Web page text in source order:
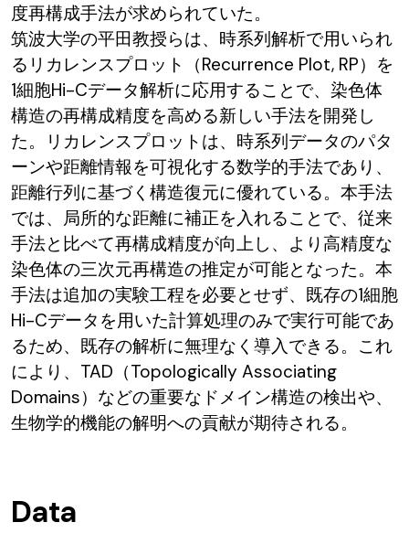
度再構成手法が求められていた。
筑波大学の平田教授らは、時系列解析で用いられ
るリカレンスプロット（Recurrence Plot, RP）を
1細胞Hi-Cデータ解析に応用することで、染色体
構造の再構成精度を高める新しい手法を開発し
た。リカレンスプロットは、時系列データのパタ
ーンや距離情報を可視化する数学的手法であり、
距離行列に基づく構造復元に優れている。本手法
では、局所的な距離に補正を入れることで、従来
手法と比べて再構成精度が向上し、より高精度な
染色体の三次元再構造の推定が可能となった。本
手法は追加の実験工程を必要とせず、既存の1細胞
Hi-Cデータを用いた計算処理のみで実行可能であ
るため、既存の解析に無理なく導入できる。これ
により、TAD（Topologically Associating
Domains）などの重要なドメイン構造の検出や、
生物学的機能の解明への貢献が期待される。
Data